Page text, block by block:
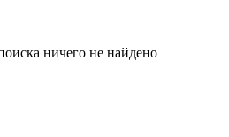
ничего не найдено